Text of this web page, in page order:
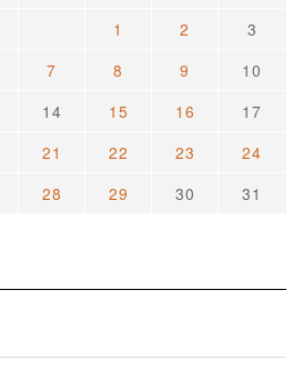
1
2
3
7 8 9
10
14 15 16
17
21 22 23
24
28 29 30 31